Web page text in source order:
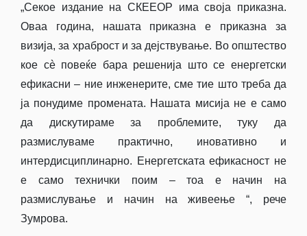
„Секое издание на СКЕЕОР има своја приказна.
Оваа година, нашата приказна е приказна за
визија, за храброст и за дејствување. Во општество
кое сè повеќе бара решенија што се енергетски
ефикасни – ние инженерите, сме тие што треба да
ја понудиме промената. Нашата мисија не е само
да дискутираме за проблемите, туку да
размислуваме практично, иновативно и
интердисциплинарно. Енергетската ефикасност не
е само технички поим – тоа е начин на
размислување и начин на живеење “, рече
Зумрова.